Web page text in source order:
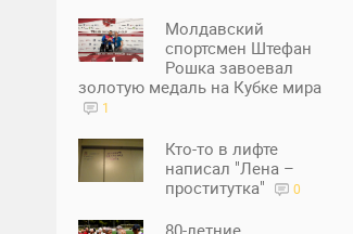
Молдавский
спортсмен Штефан
Рошка завоевал
золотую медаль на Кубке мира
1
Кто-то в лифте
написал "Лена –
проститутка"
0